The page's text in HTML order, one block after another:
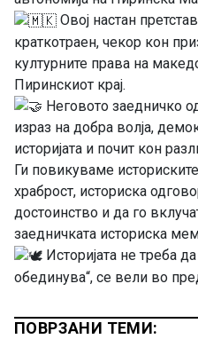
Овој настан
краткотраен, чекор кон
културните права на
Пиринскиот крај.
Неговото заедничко
израз на добра волја,
историјата и почит кон
Ги повикуваме
храброст, историска
достоинство и да го
заедничката историска
Историјата не треба
обединува“, се вели во
ПОВРЗАНИ ТЕМИ: